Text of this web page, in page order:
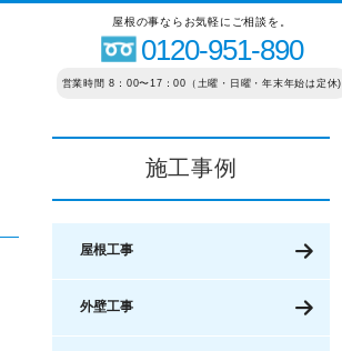
屋根の事ならお気軽にご相談を。
0120-951-890
営業時間 8：00〜17：00（土曜・日曜・年末年始は定休)
施工事例
屋根工事
外壁工事